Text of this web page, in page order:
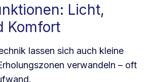
Licht,
Komfort
lassen sich auch kleine
verwandeln – oft